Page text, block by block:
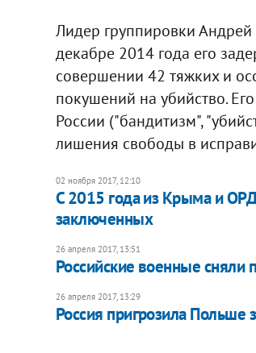
Лидер группировки
декабре 2014 года его
совершении 42 тяжких и
покушений на убийство.
России ("бандитизм",
лишения свободы в
02 ноября 2017, 12:10
​С 2015 года из Крыма и
заключенных
26 апреля 2017, 13:51
Российские военные сняли
26 апреля 2017, 13:29
Россия пригрозила Польше